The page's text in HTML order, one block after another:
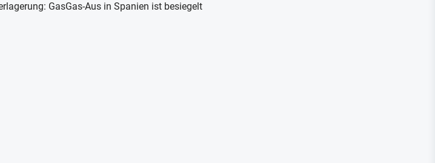
GasGas-Aus in Spanien ist besiegelt